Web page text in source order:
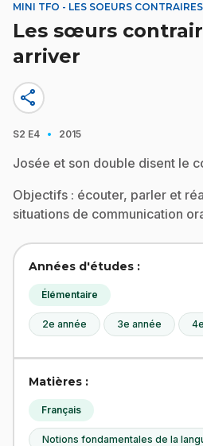
MINI TFO - LES SOEURS CONTRAIRES
Les sœurs
arriver
share
S2 E4 · 2015
Josée et son double disent le
Objectifs : écouter, parler et
situations de communication
Années d'études :
Élémentaire
2e année 3e année
Matières :
Français
Notions fondamentales de la